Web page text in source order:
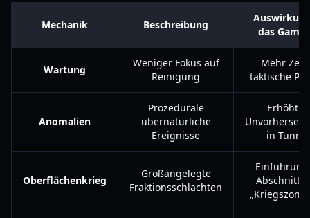
Mechanik Beschreibung
das
Wartung
Weniger Fokus auf
Reinigung
Mehr Zeit
taktische
Anomalien
Prozedurale
übernatürliche
Ereignisse
Erhöht
in
Oberflächenkrieg
Großangelegte
Fraktionsschlachten
Einführung